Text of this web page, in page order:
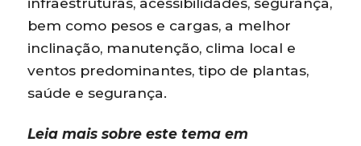
bem como pesos e cargas, a melhor
inclinação, manutenção, clima local e
ventos predominantes, tipo de plantas,
saúde e segurança.
Leia mais sobre este tema em